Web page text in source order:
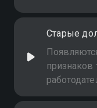
вновь
Старые
признаков
Global